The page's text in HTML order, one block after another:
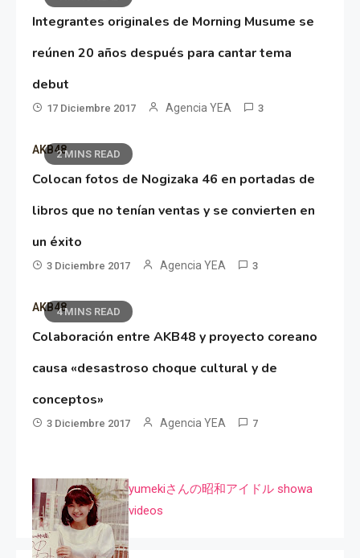
Integrantes originales de Morning Musume se
reúnen 20 años después para cantar tema
debut
17 Diciembre 2017 Agencia YEA 3
2 MINS READ
AKB48
Colocan fotos de Nogizaka 46 en portadas de
libros que no tenían ventas y se convierten en
un éxito
3 Diciembre 2017 Agencia YEA 3
4 MINS READ
AKB48
Colaboración entre AKB48 y proyecto coreano
causa «desastroso choque cultural y de
conceptos»
3 Diciembre 2017 Agencia YEA 7
yumekiさんの昭和アイドル showa
videos